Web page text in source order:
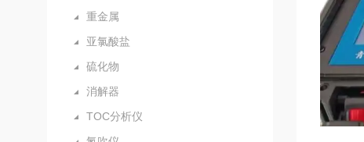
重金属
亚氯酸盐
硫化物
消解器
TOC分析仪